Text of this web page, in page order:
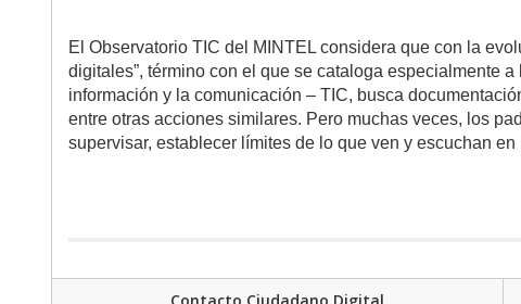
El Observatorio TIC del MINTEL considera que con la
digitales”, término con el que se cataloga especialmente
información y la comunicación – TIC, busca
entre otras acciones similares. Pero muchas veces, los
supervisar, establecer límites de lo que ven y escuchan en